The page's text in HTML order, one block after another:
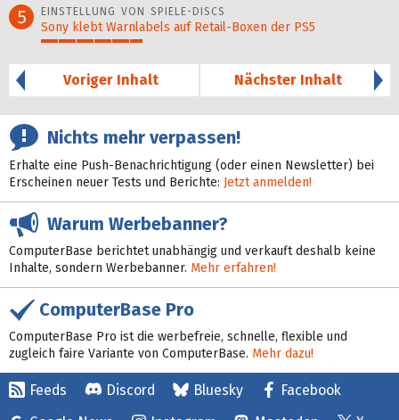
5 EINSTELLUNG VON SPIELE-DISCS
Sony klebt Warnlabels auf Retail-Boxen der PS5
Voriger Inhalt
Nächster Inhalt
Nichts mehr verpassen!
Erhalte eine Push-Benachrichtigung (oder einen Newsletter) bei
Erscheinen neuer Tests und Berichte: Jetzt anmelden!
Warum Werbebanner?
ComputerBase berichtet unabhängig und verkauft deshalb keine
Inhalte, sondern Werbebanner. Mehr erfahren!
ComputerBase Pro
ComputerBase Pro ist die werbefreie, schnelle, flexible und
zugleich faire Variante von ComputerBase. Mehr dazu!
Feeds Discord Bluesky
Facebook